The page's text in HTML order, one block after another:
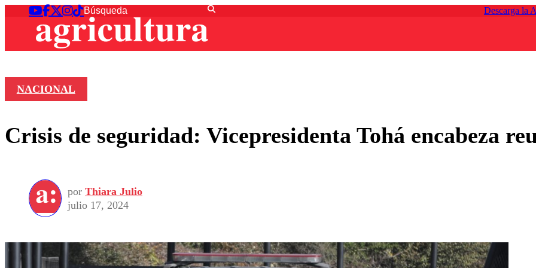
Descarga la
NACIONAL
Crisis de seguridad: Vicepresidenta Tohá encabeza
por Thiara Julio
julio 17, 2024